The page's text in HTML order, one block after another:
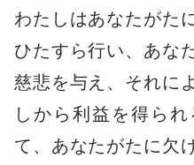
わたしはあなたがた
ひたすら行い、あな
慈悲を与え、それに
しから利益を得ら
て、あなたがたに欠